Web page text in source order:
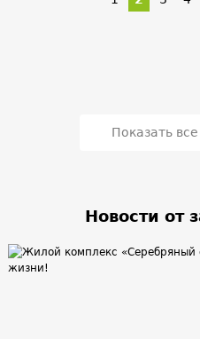
Показать
Новости от